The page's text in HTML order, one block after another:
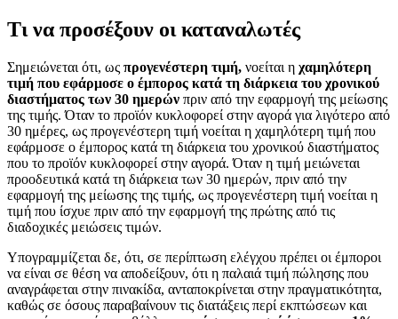
Τι να προσέξουν οι καταναλωτές
Σημειώνεται ότι, ως προγενέστερη τιμή, νοείται η χαμηλότερη
τιμή που εφάρμοσε ο έμπορος κατά τη διάρκεια του χρονικού
διαστήματος των 30 ημερών πριν από την εφαρμογή της μείωσης
της τιμής. Όταν το προϊόν κυκλοφορεί στην αγορά για λιγότερο από
30 ημέρες, ως προγενέστερη τιμή νοείται η χαμηλότερη τιμή που
εφάρμοσε ο έμπορος κατά τη διάρκεια του χρονικού διαστήματος
που το προϊόν κυκλοφορεί στην αγορά. Όταν η τιμή μειώνεται
προοδευτικά κατά τη διάρκεια των 30 ημερών, πριν από την
εφαρμογή της μείωσης της τιμής, ως προγενέστερη τιμή νοείται η
τιμή που ίσχυε πριν από την εφαρμογή της πρώτης από τις
διαδοχικές μειώσεις τιμών.
Υπογραμμίζεται δε, ότι, σε περίπτωση ελέγχου πρέπει οι έμποροι
να είναι σε θέση να αποδείξουν, ότι η παλαιά τιμή πώλησης που
αναγράφεται στην πινακίδα, ανταποκρίνεται στην πραγματικότητα,
καθώς σε όσους παραβαίνουν τις διατάξεις περί εκπτώσεων και